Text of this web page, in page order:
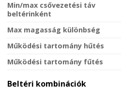
Min/max csővezetési táv
beltérinként
Max magasság különbség
Működési tartomány hűtés
Működési tartomány fűtés
Beltéri kombinációk